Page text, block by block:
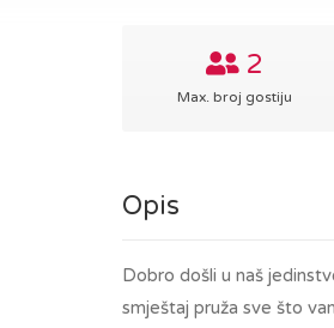
2
Max. broj gostiju
Opis
Dobro došli u naš
smještaj pruža sve što